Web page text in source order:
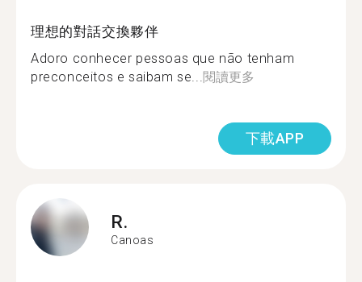
理想的對話交換夥伴
Adoro conhecer pessoas que não tenham
preconceitos e saibam se...閱讀更多
下載APP
R.
Canoas